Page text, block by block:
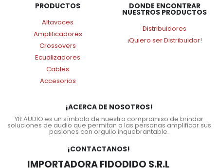
PRODUCTOS
Altavoces
Amplificadores
Crossovers
Ecualizadores
Cables
Accesorios
DONDE ENCONTRAR
NUESTROS PRODUCTOS
Distribuidores
¡Quiero ser Distribuidor!
¡ACERCA DE NOSOTROS!
YR AUDIO es un símbolo de nuestro compromiso de brindar
soluciones de audio que permitan a las personas amplificar sus
pasiones con orgullo inquebrantable.
¡CONTACTANOS!
IMPORTADORA FIDODIDO S.R.L